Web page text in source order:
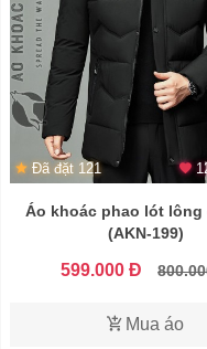
Đã đặt 121
Áo khoác phao lót lông
(AKN-199)
599.000 Đ
Mua áo